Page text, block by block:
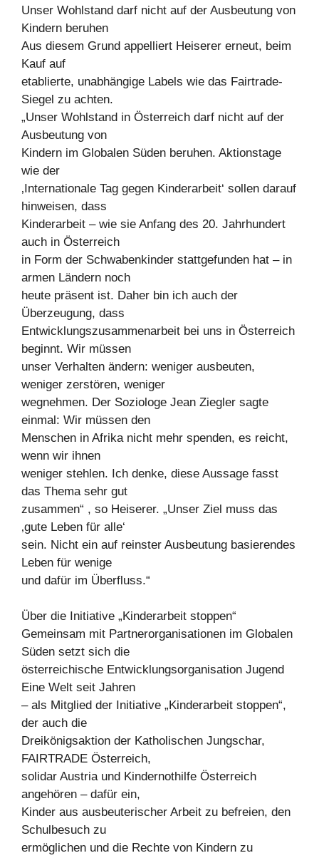
Unser Wohlstand darf nicht auf der Ausbeutung von
Kindern beruhen
Aus diesem Grund appelliert Heiserer erneut, beim
Kauf auf
etablierte, unabhängige Labels wie das Fairtrade-
Siegel zu achten.
„Unser Wohlstand in Österreich darf nicht auf der
Ausbeutung von
Kindern im Globalen Süden beruhen. Aktionstage
wie der
‚Internationale Tag gegen Kinderarbeit‘ sollen darauf
hinweisen, dass
Kinderarbeit – wie sie Anfang des 20. Jahrhundert
auch in Österreich
in Form der Schwabenkinder stattgefunden hat – in
armen Ländern noch
heute präsent ist. Daher bin ich auch der
Überzeugung, dass
Entwicklungszusammenarbeit bei uns in Österreich
beginnt. Wir müssen
unser Verhalten ändern: weniger ausbeuten,
weniger zerstören, weniger
wegnehmen. Der Soziologe Jean Ziegler sagte
einmal: Wir müssen den
Menschen in Afrika nicht mehr spenden, es reicht,
wenn wir ihnen
weniger stehlen. Ich denke, diese Aussage fasst
das Thema sehr gut
zusammen“ , so Heiserer. „Unser Ziel muss das
‚gute Leben für alle‘
sein. Nicht ein auf reinster Ausbeutung basierendes
Leben für wenige
und dafür im Überfluss.“
Über die Initiative „Kinderarbeit stoppen“
Gemeinsam mit Partnerorganisationen im Globalen
Süden setzt sich die
österreichische Entwicklungsorganisation Jugend
Eine Welt seit Jahren
– als Mitglied der Initiative „Kinderarbeit stoppen“,
der auch die
Dreikönigsaktion der Katholischen Jungschar,
FAIRTRADE Österreich,
solidar Austria und Kindernothilfe Österreich
angehören – dafür ein,
Kinder aus ausbeuterischer Arbeit zu befreien, den
Schulbesuch zu
ermöglichen und die Rechte von Kindern zu